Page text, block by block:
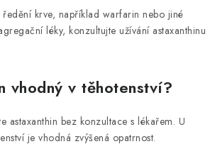
ředění krve, například warfarin nebo jiné
léky, konzultujte užívání astaxanthinu
vhodný v těhotenství?
astaxanthin bez konzultace s lékařem. U
je vhodná zvýšená opatrnost.